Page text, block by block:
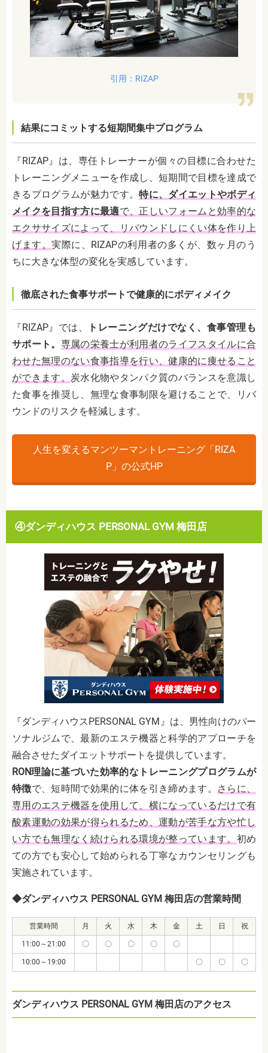
引用：RIZAP
結果にコミットする短期間集中プログラム
『RIZAP』は、専任トレーナーが個々の目標に合わせた
トレーニングメニューを作成し、短期間で目標を達成で
きるプログラムが魅力です。特に、ダイエットやボディ
メイクを目指す方に最適で、正しいフォームと効率的な
エクササイズによって、リバウンドしにくい体を作り上
げます。実際に、RIZAPの利用者の多くが、数ヶ月のう
ちに大きな体型の変化を実感しています。
徹底された食事サポートで健康的にボディメイク
『RIZAP』では、
トレーニングだけでなく、食事管理も
サポート。 専属の栄養士が利用者のライフスタイルに合
わせた無理のない食事指導を行い、健康的に痩せること
ができます。 炭水化物やタンパク質のバランスを意識し
た食事を推奨し、無理な食事制限を避けることで、リバ
ウンドのリスクを軽減します。
人生を変えるマンツーマントレーニング「RIZA
P」の公式HP
④ダンディハウス PERSONAL GYM 梅田店
『ダンディハウスPERSONAL GYM』は、男性向けのパー
ソナルジムで、最新のエステ機器と科学的アプローチを
融合させたダイエットサポートを提供しています。
RON理論に基づいた効率的なトレーニングプログラムが
特徴で、短時間で効果的に体を引き締めます。
さらに、
専用のエステ機器を使用して、横になっているだけで有
酸素運動の効果が得られるため、運動が苦手な方や忙し
い方でも無理なく続けられる環境が整っています。 初め
ての方でも安心して始められる丁寧なカウンセリングも
実施されています。
◆ダンディハウス PERSONAL GYM 梅田店の営業時間
営業時間 月 火 水 木 金 土 日 祝
11:00～21:00 〇 〇 〇 〇 〇
10:00～19:00 〇 〇 〇
ダンディハウス PERSONAL GYM 梅田店のアクセス